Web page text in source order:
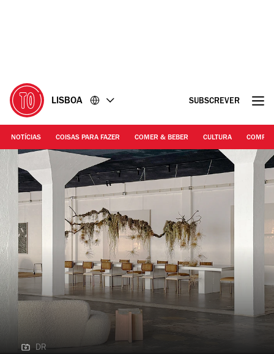
LISBOA SUBSCREVER
NOTÍCIAS COISAS PARA FAZER COMER & BEBER CULTURA
DR